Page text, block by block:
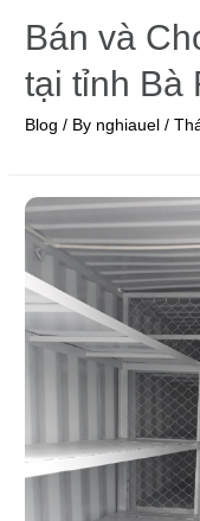
Bán và
tại tỉnh Bà
Blog / By nghiauel /